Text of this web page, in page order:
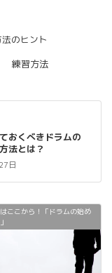
のヒント
練習方法
おくべきドラムの
法とは？
日
ここから！「ドラムの始め